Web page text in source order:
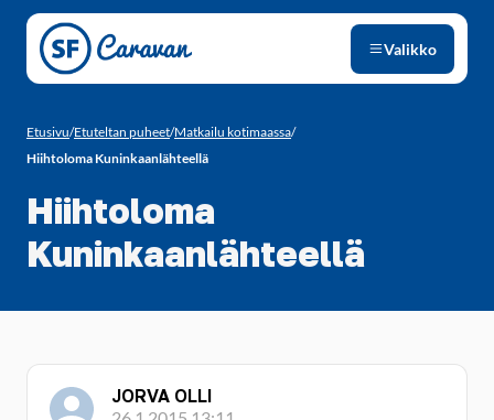
Siirry sivun sisältöön
Valikko
Etusivu/Etuteltan puheet/Matkailu kotimaassa/
Hiihtoloma Kuninkaanlähteellä
Hiihtoloma
Kuninkaanlähteellä
JORVA OLLI